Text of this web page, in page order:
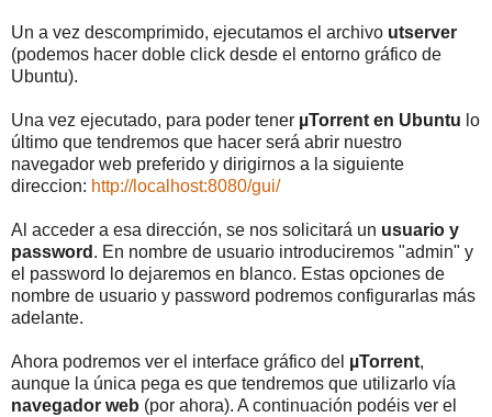
Un a vez descomprimido, ejecutamos el archivo utserver
(podemos hacer doble click desde el entorno gráfico de
Ubuntu).
Una vez ejecutado, para poder tener µTorrent en Ubuntu lo
último que tendremos que hacer será abrir nuestro
navegador web preferido y dirigirnos a la siguiente
direccion: http://localhost:8080/gui/
Al acceder a esa dirección, se nos solicitará un usuario y
password . En nombre de usuario introduciremos "admin" y
el password lo dejaremos en blanco. Estas opciones de
nombre de usuario y password podremos configurarlas más
adelante.
Ahora podremos ver el interface gráfico del µTorrent,
aunque la única pega es que tendremos que utilizarlo vía
navegador web (por ahora). A continuación podéis ver el